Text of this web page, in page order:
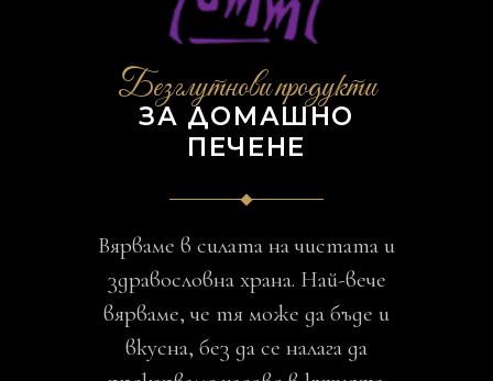
Безглутнови продукти
ЗА ДОМАШНО
ПЕЧЕНЕ
Вярваме в силата на чистата и
здравословна храна. Най-вече
вярваме, че тя може да бъде и
вкусна, без да се налага да